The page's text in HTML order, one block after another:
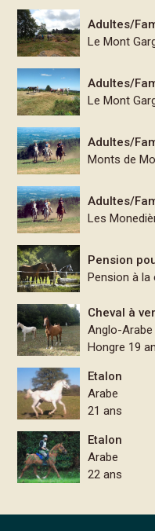
Adultes/
Le Mont
Adultes/
Le Mont
Adultes/
Monts de
Adultes/
Les
Pension
Pension à la
Cheval à
Anglo-Arabe
Hongre 19
Etalon
Arabe
21 ans
Etalon
Arabe
22 ans